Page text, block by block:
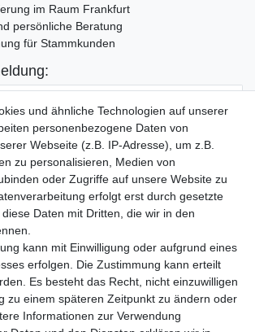
im Raum Frankfurt
persönliche Beratung
für Stammkunden
dass ich die Daten­schutz­erklärung
widerrufen.**
Abonnieren
** Hierbei handelt es sich um ein Pflichtfeld.
Widerrufs­formular Impressum
AGB Kontakt
und ähnliche Technologien auf unserer
personenbezogene Daten von
Webseite (z.B. IP-Adresse), um z.B.
zu personalisieren, Medien von
oder Zugriffe auf unsere Website zu
erfolgt erst durch gesetzte
Daten mit Dritten, die wir in den
kann mit Einwilligung oder aufgrund eines
erfolgen. Die Zustimmung kann erteilt
Es besteht das Recht, nicht einzuwilligen
zu einem späteren Zeitpunkt zu ändern oder
Informationen zur Verwendung